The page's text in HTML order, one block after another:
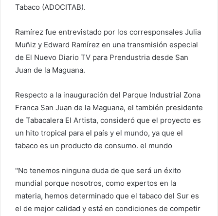
c
Tabaco (ADOCITAB).
Ramírez fue entrevistado por los corresponsales Julia
Muñiz y Edward Ramírez en una transmisión especial
de El Nuevo Diario TV para Prendustria desde San
Juan de la Maguana.
Respecto a la inauguración del Parque Industrial Zona
Franca San Juan de la Maguana, el también presidente
de Tabacalera El Artista, consideró que el proyecto es
un hito tropical para el país y el mundo, ya que el
tabaco es un producto de consumo. el mundo
"No tenemos ninguna duda de que será un éxito
mundial porque nosotros, como expertos en la
materia, hemos determinado que el tabaco del Sur es
el de mejor calidad y está en condiciones de competir